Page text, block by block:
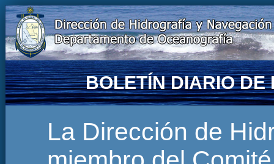
BOLETÍN DIARIO DE
La Dirección de